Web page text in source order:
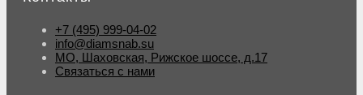
+7 (495) 999-04-02
info@diamsnab.su
МО, Шаховская, Рижское шоссе, д.17
Связаться с нами